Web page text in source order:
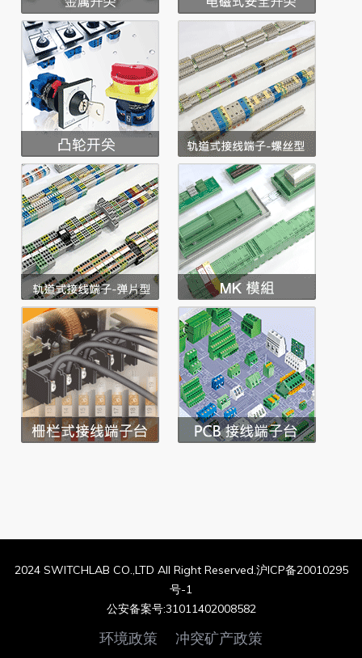
2024 SWITCHLAB CO.,LTD All Right Reserved.沪ICP备20010295
号-1
公安备案号:31011402008582
环境政策 冲突矿产政策